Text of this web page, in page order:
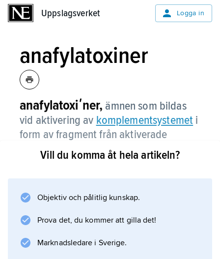
Uppslagsverket Logga in
anafylatoxiner
anafylatoxiʹner, ämnen som bildas
vid aktivering av komplementsystemet i
form av fragment från aktiverade
proteiner (faktorer) ingående i detta
system.
komplementfaktorerna C3 resp.C5.
därigenom utlösa
anafylaktisk reaktion
Vill du komma åt hela artikeln?
Objektiv och pålitlig kunskap.
Prova det, du kommer att gilla det!
Marknadsledare i Sverige.